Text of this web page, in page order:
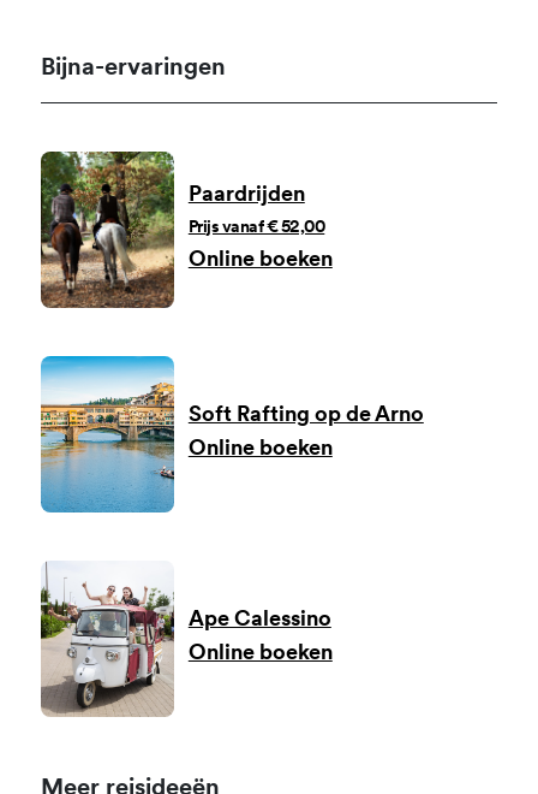
Bijna-ervaringen
Paardrijden
Prijs vanaf € 52,00
Online boeken
Soft Rafting op de Arno
Online boeken
Ape Calessino
Online boeken